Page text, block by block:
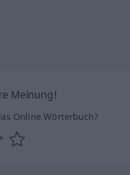
Meinung!
Online Wörterbuch?